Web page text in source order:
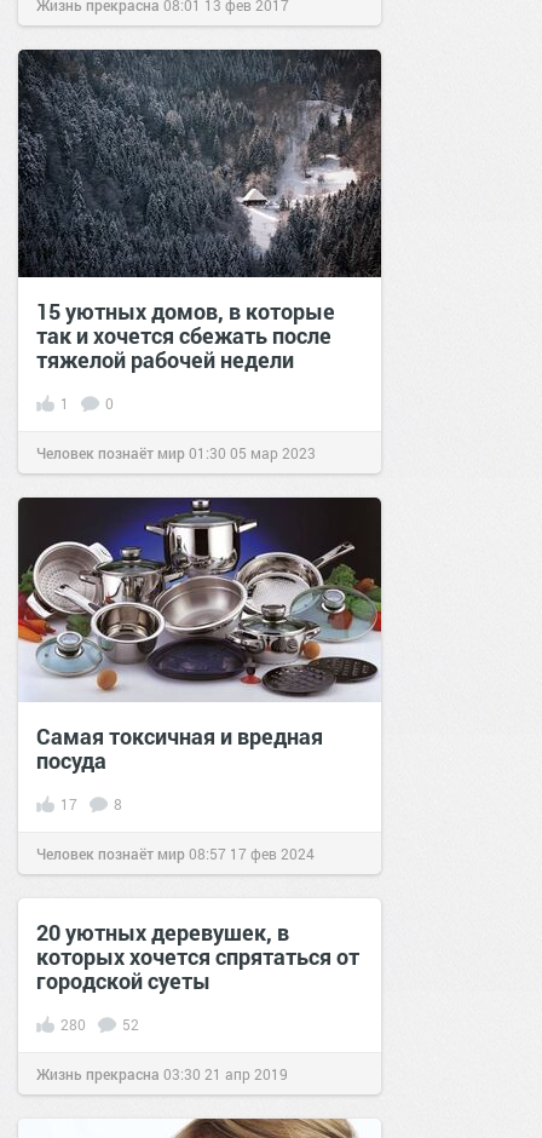
Жизнь прекрасна 08:01 13 фев 2017
15 уютных домов, в которые
так и хочется сбежать после
тяжелой рабочей недели
1 0
Человек познаёт мир01:30 05 мар 2023
Самая токсичная и вредная
посуда
17 8
Человек познаёт мир08:57 17 фев 2024
20 уютных деревушек, в
которых хочется спрятаться от
городской суеты
280 52
Жизнь прекрасна 03:30 21 апр 2019